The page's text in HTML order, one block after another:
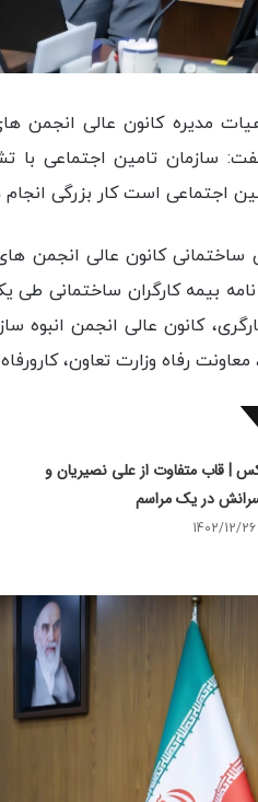
مدیره کانون عالی انجمن
سازمان تامین اجتماعی
اجتماعی است کار بزرگی انجام
کانون عالی انجمن
نامه بیمه کارگران ساختمانی
کانون عالی انجمن انبوه
رفاه وزارت تعاون،
| قاب متفاوت از علی نصیریان و
در یک مراسم
1402/12/26